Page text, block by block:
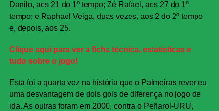
Danilo, aos 21 do 1º tempo; Zé Rafael, aos 27 do 1º
tempo; e Raphael Veiga, duas vezes, aos 2 do 2º tempo
e, depois, aos 25.
Clique aqui para ver a ficha técnica, estatísticas e
tudo sobre o jogo!
Esta foi a quarta vez na história que o Palmeiras reverteu
uma desvantagem de dois gols de diferença no jogo de
ida. As outras foram em 2000, contra o Peñarol-URU,